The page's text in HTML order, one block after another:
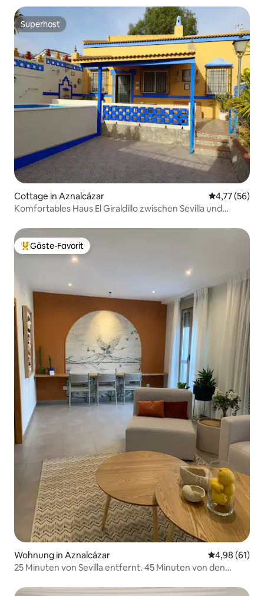
Superhost
Superhost
Cottage in Aznalcázar
4,77 (56)
Komfortables Haus El Giraldillo zwischen Sevilla und
Beliebter Gäste-Favorit.
Gäste-Favorit
Wohnung in Aznalcázar
4,98 (61)
25 Minuten von Sevilla entfernt. 45 Minuten von den